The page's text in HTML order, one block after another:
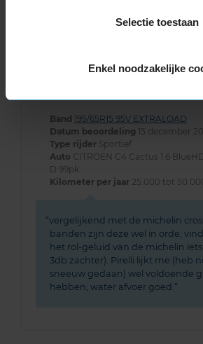
Selectie toestaan
Enkel noodzakelijke
9,0
Geluid
7,0
Band 195/65R15 95V EXTRALOAD
Datum beoordeling 15 december
Type rijder Sportief
Auto CITROEN C4 Cactus 1.6
D 99pk
Kilometer per jaar 25.000 tot
vergelijkend met de michelin
banden zijn deze wel in orde;
het rol-geluid van de michelin
3db zachter). Pirelli lijkt me (heb
sneeuw gedaan) wel voldoende
hebben; water afvoer goed.